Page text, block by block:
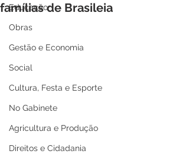
Educação
Obras
Gestão e Economia
Social
Cultura, Festa e Esporte
No Gabinete
Agricultura e Produção
Direitos e Cidadania
famílias de Brasileia